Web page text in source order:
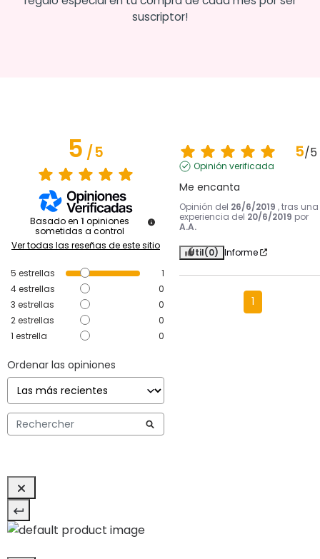
suscriptor!
5/5
Basado en 1 opiniones
sometidas a control
Ver todas las reseñas de este sitio
5 estrellas
1
4estrellas
0
3 estrellas
0
2estrellas
0
1 estrella 0
Ordenar las opiniones
5/5
Opinión verificada
Me encanta
Opinión del 26/6/2019 , tras una
experiencia del 20/6/2019 por
A.A.
Útil(0) Informe
1